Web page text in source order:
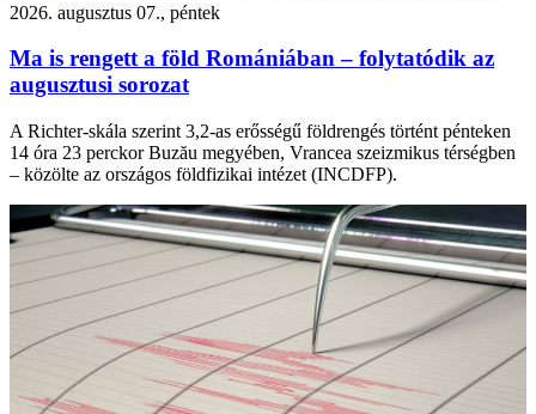
2026. augusztus 07., péntek
Ma is rengett a föld Romániában – folytatódik az
augusztusi sorozat
A Richter-skála szerint 3,2-as erősségű földrengés történt pénteken
14 óra 23 perckor Buzău megyében, Vrancea szeizmikus térségben
– közölte az országos földfizikai intézet (INCDFP).